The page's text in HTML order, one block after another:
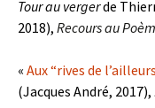
Tour au vergerde
2018), Recours au
« Aux “rives de
(Jacques André, 2017),